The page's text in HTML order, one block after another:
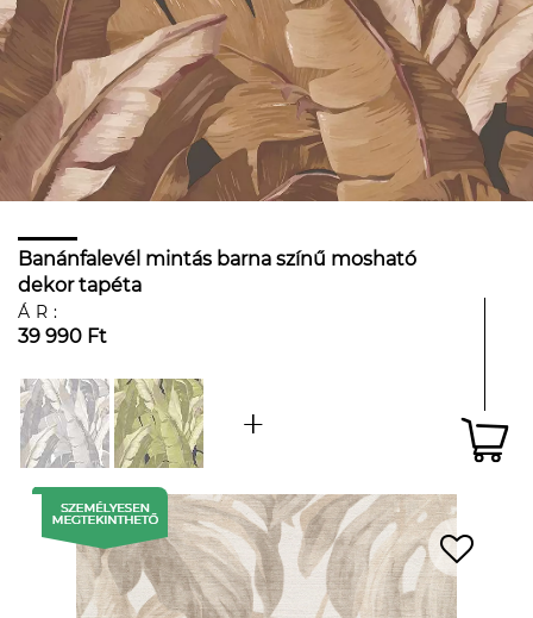
Banánfalevél mintás barna színű mosható
dekor tapéta
ÁR:
39 990 Ft